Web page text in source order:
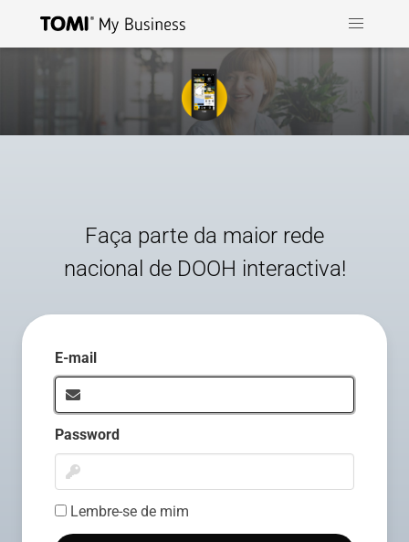
Faça parte da maior rede
nacional de DOOH interactiva!
E-mail
Password
Lembre-se de mim